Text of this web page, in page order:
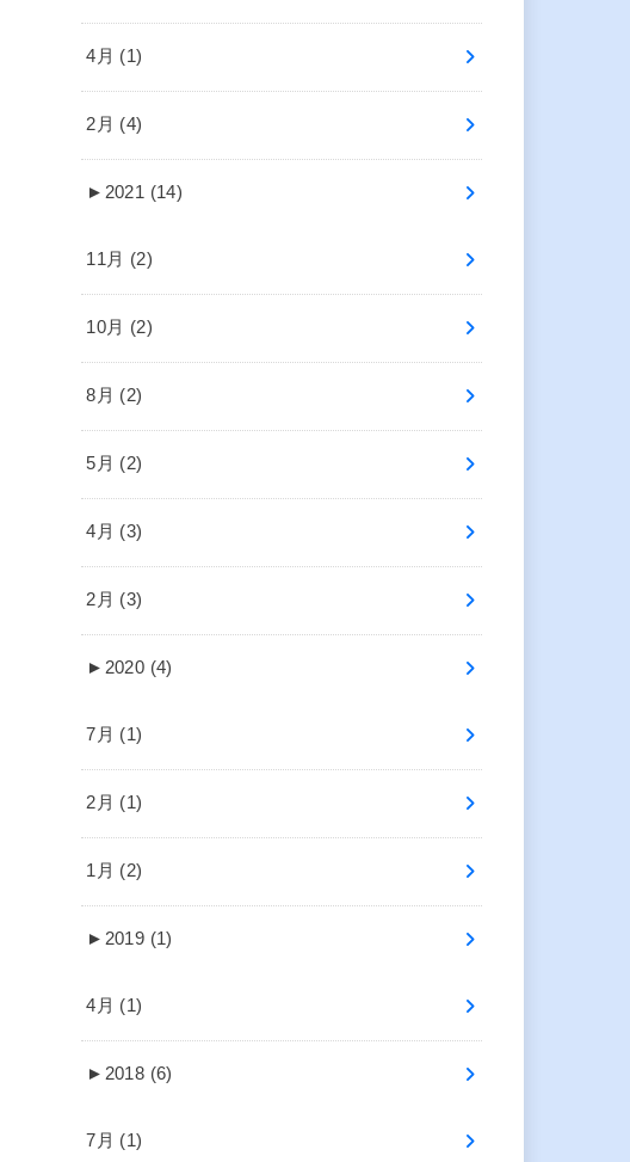
4月 (1)
2月 (4)
► 2021 (14)
11月 (2)
10月 (2)
8月 (2)
5月 (2)
4月 (3)
2月 (3)
► 2020 (4)
7月 (1)
2月 (1)
1月 (2)
► 2019 (1)
4月 (1)
► 2018 (6)
7月 (1)